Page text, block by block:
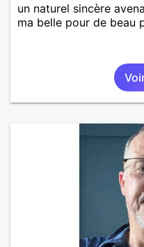
un naturel sincère
ma belle pour de beau